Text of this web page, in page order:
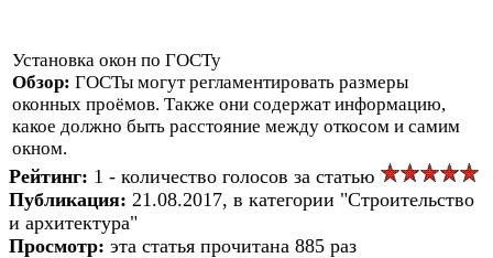
Установка окон по ГОСТу
Обзор: ГОСТы могут регламентировать размеры
оконных проёмов. Также они содержат информацию,
какое должно быть расстояние между откосом и самим
окном.
Рейтинг: 1 - количество голосов за статью
Публикация: 21.08.2017, в категории "Строительство
и архитектура"
Просмотр: эта статья прочитана 885 раз